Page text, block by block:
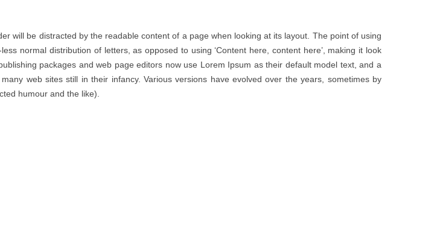
will be distracted by the readable content of a page when looking at its layout. The point of using
normal distribution of letters, as opposed to using ‘Content here, content here’, making it look
packages and web page editors now use Lorem Ipsum as their default model text, and a
many web sites still in their infancy. Various versions have evolved over the years, sometimes by
humour and the like).